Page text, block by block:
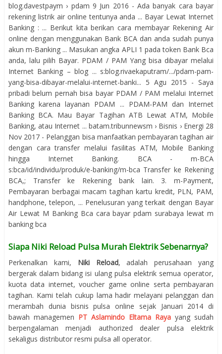
blog.davestpaym › pdam 9 Jun 2016 - Ada banyak cara bayar
rekening listrik air online tentunya anda ... Bayar Lewat Internet
Banking : ... Berikut kita berikan cara membayar Rekening Air
online dengan menggunakan Bank BCA dan anda sudah punya
akun m-Banking ... Masukan angka APLI 1 pada token Bank Bca
anda, lalu pilih Bayar. PDAM / PAM Yang bisa dibayar melalui
Internet Banking – blog ... s:blog.rivaekaputram/.../pdam-pam-
yang-bisa-dibayar-melalui-internet-banki... 5 Agu 2015 - Saya
pribadi belum pernah bisa bayar PDAM / PAM melalui Internet
Banking karena layanan PDAM ... PDAM-PAM dan Internet
Banking BCA. Mau Bayar Tagihan ATB Lewat ATM, Mobile
Banking, atau Internet ... batam.tribunnewsm › Bisnis › Energi 28
Nov 2017 - Pelanggan bisa manfaatkan pembayaran tagihan air
dengan cara transfer melalui fasilitas ATM, Mobile Banking
hingga Internet Banking. BCA - m-BCA
s:bca/id/individu/produk/e-banking/m-bca Transfer ke Rekening
BCA,; Transfer ke Rekening bank lain. 3. m-Payment,
Pembayaran berbagai macam tagihan kartu kredit, PLN, PAM,
handphone, telepon, ... Penelusuran yang terkait dengan Bayar
Air Lewat M Banking Bca cara bayar pdam surabaya lewat m
banking bca
Siapa Niki Reload Pulsa Murah Elektrik Sebenarnya?
Perkenalkan kami, Niki Reload, adalah perusahaan yang
bergerak dalam bidang isi ulang pulsa elektrik semua operator,
kuota data internet, voucher game online serta pembayaran
tagihan. Kami telah cukup lama hadir melayani pelanggan dan
merambah dunia bisnis pulsa online sejak Januari 2014 di
bawah managemen PT Aslamindo Eltama Raya yang sudah
berpengalaman menjadi authorized dealer pulsa elektrik
sekaligus distributor resmi pulsa all operator.